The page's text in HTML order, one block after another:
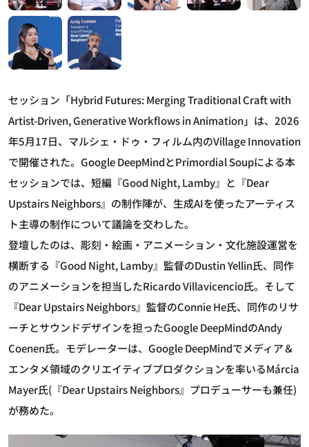
セッション「Hybrid Futures: Merging Traditional Craft with
Artist-Driven, Generative Workflows in Animation」は、2026
年5月17日、マルシェ・ドゥ・フィルム内のVillage Innovation
で開催された。Google DeepMindとPrimordial Soupによる本
セッションでは、短編『Good Night, Lamby』と『Dear
Upstairs Neighbors』の制作陣が、生成AIを使ったアーティス
ト主導の制作について議論を交わした。
登壇したのは、彫刻・絵画・アニメーション・文化施設運営を
横断する『Good Night, Lamby』監督のDustin Yellin氏、同作
のアニメーションを担当したRicardo Villavicencio氏。そして
『Dear Upstairs Neighbors』監督のConnie He氏、同作のリサ
ーチとサウンドデザインを担ったGoogle DeepMindのAndy
Coenen氏。モデレーターは、Google DeepMindでメディア＆
エンタメ領域のクリエイティブプロダクションを率いるMárcia
Mayer氏(『Dear Upstairs Neighbors』プロデューサーも兼任)
が務めた。